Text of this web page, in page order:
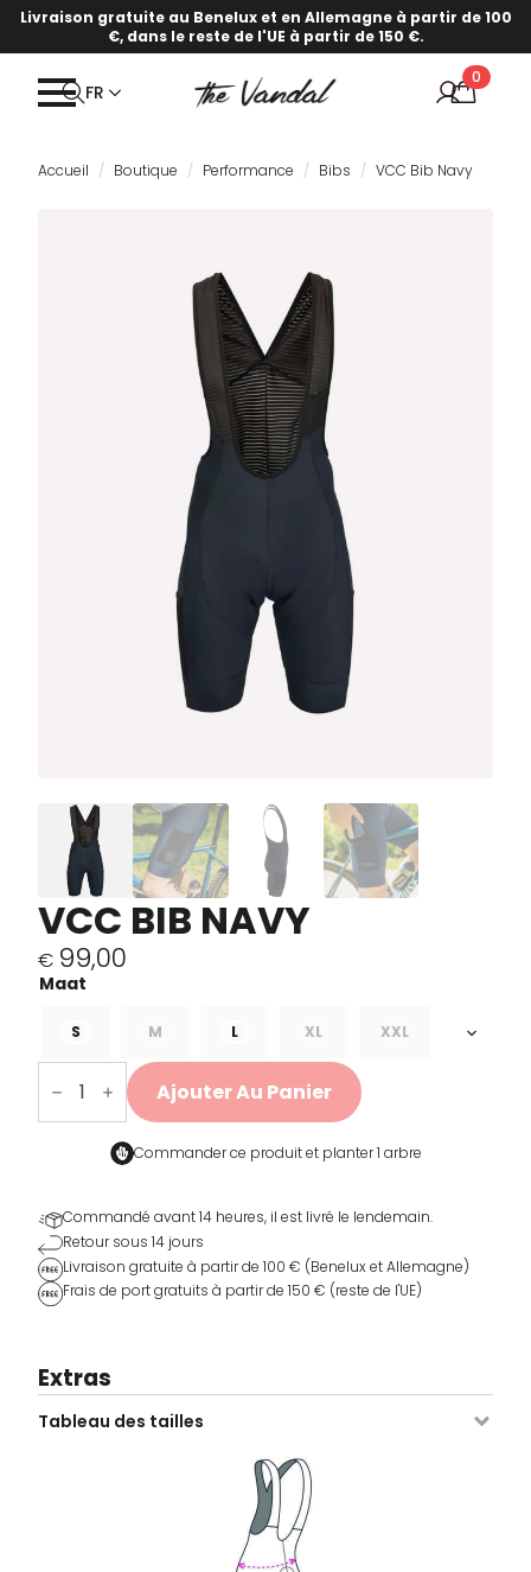
Livraison gratuite au Benelux et en Allemagne à partir de 100
€, dans le reste de l'UE à partir de 150 €.
FR
0
Accueil Boutique Performance Bibs VCC Bib Navy
VCC BIB NAVY
€ 99,00
S M L XL XXL
quantité
de
Bib
Ajouter Au Panier
Commander ce produit et planter 1 arbre
Commandé avant 14 heures, il est livré le lendemain.
Retour sous 14 jours
Livraison gratuite à partir de 100 € (Benelux et Allemagne)
Frais de port gratuits à partir de 150 € (reste de l'UE)
Extras
Tableau des tailles